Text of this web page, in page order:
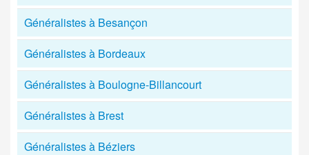
Généralistes à Besançon
Généralistes à Bordeaux
Généralistes à Boulogne-Billancourt
Généralistes à Brest
Généralistes à Béziers